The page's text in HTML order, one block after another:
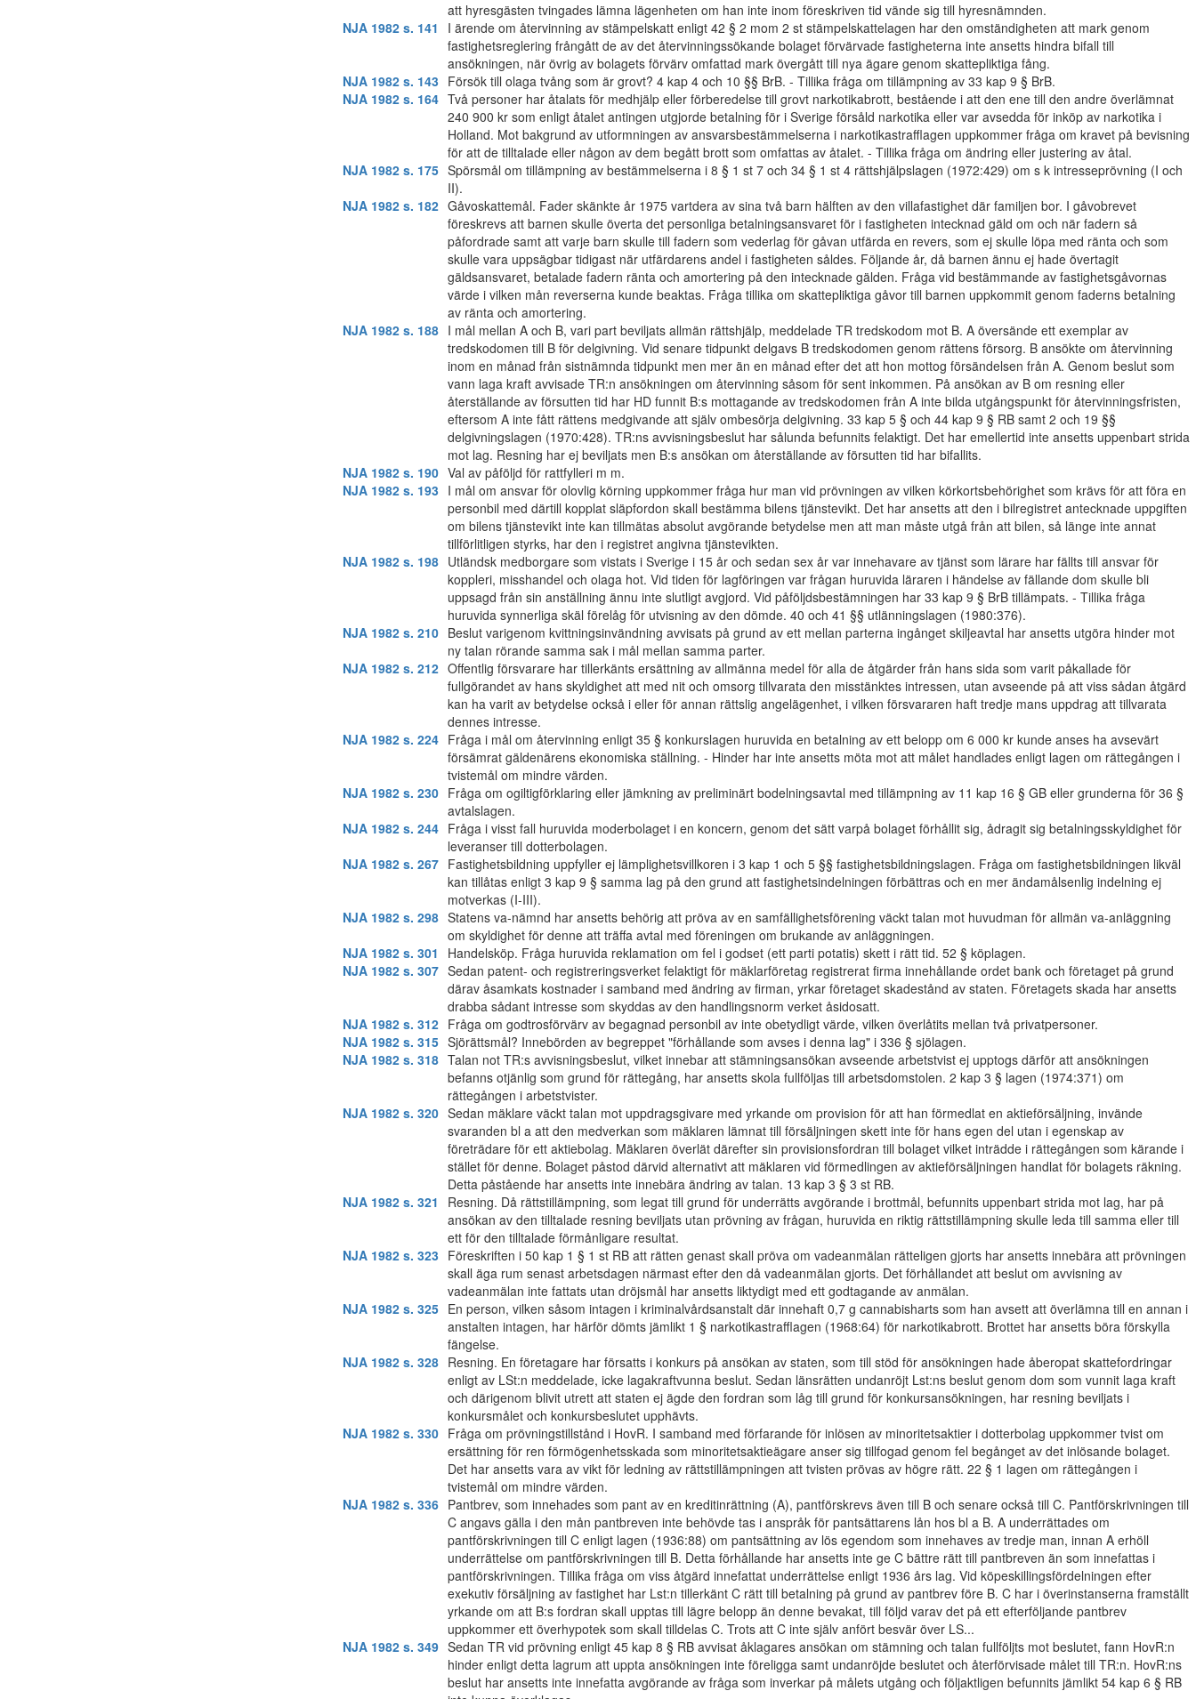
att hyresgästen tvingades lämna lägenheten om han inte inom föreskriven tid vände sig till hyresnämnden.
NJA 1982 s. 141
I ärende om återvinning av stämpelskatt enligt 42 § 2 mom 2 st stämpelskattelagen har den omständigheten att mark genom
fastighetsreglering frångått de av det återvinningssökande bolaget förvärvade fastigheterna inte ansetts hindra bifall till
ansökningen, när övrig av bolagets förvärv omfattad mark övergått till nya ägare genom skattepliktiga fång.
NJA 1982 s. 143 Försök till olaga tvång som är grovt? 4 kap 4 och 10 §§ BrB. - Tillika fråga om tillämpning av 33 kap 9 § BrB.
NJA 1982 s. 164 Två personer har åtalats för medhjälp eller förberedelse till grovt narkotikabrott, bestående i att den ene till den andre överlämnat
240 900 kr som enligt åtalet antingen utgjorde betalning för i Sverige försåld narkotika eller var avsedda för inköp av narkotika i
Holland. Mot bakgrund av utformningen av ansvarsbestämmelserna i narkotikastrafflagen uppkommer fråga om kravet på bevisning
för att de tilltalade eller någon av dem begått brott som omfattas av åtalet. - Tillika fråga om ändring eller justering av åtal.
NJA 1982 s. 175 Spörsmål om tillämpning av bestämmelserna i 8 § 1 st 7 och 34 § 1 st 4 rättshjälpslagen (1972:429) om s k intresseprövning (I och
II).
NJA 1982 s. 182 Gåvoskattemål. Fader skänkte år 1975 vartdera av sina två barn hälften av den villafastighet där familjen bor. I gåvobrevet
föreskrevs att barnen skulle överta det personliga betalningsansvaret för i fastigheten intecknad gäld om och när fadern så
påfordrade samt att varje barn skulle till fadern som vederlag för gåvan utfärda en revers, som ej skulle löpa med ränta och som
skulle vara uppsägbar tidigast när utfärdarens andel i fastigheten såldes. Följande år, då barnen ännu ej hade övertagit
gäldsansvaret, betalade fadern ränta och amortering på den intecknade gälden. Fråga vid bestämmande av fastighetsgåvornas
värde i vilken mån reverserna kunde beaktas. Fråga tillika om skattepliktiga gåvor till barnen uppkommit genom faderns betalning
av ränta och amortering.
NJA 1982 s. 188 I mål mellan A och B, vari part beviljats allmän rättshjälp, meddelade TR tredskodom mot B. A översände ett exemplar av
tredskodomen till B för delgivning. Vid senare tidpunkt delgavs B tredskodomen genom rättens försorg. B ansökte om återvinning
inom en månad från sistnämnda tidpunkt men mer än en månad efter det att hon mottog försändelsen från A. Genom beslut som
vann laga kraft avvisade TR:n ansökningen om återvinning såsom för sent inkommen. På ansökan av B om resning eller
återställande av försutten tid har HD funnit B:s mottagande av tredskodomen från A inte bilda utgångspunkt för återvinningsfristen,
eftersom A inte fått rättens medgivande att själv ombesörja delgivning. 33 kap 5 § och 44 kap 9 § RB samt 2 och 19 §§
delgivningslagen (1970:428). TR:ns avvisningsbeslut har sålunda befunnits felaktigt. Det har emellertid inte ansetts uppenbart strida
mot lag. Resning har ej beviljats men B:s ansökan om återställande av försutten tid har bifallits.
NJA 1982 s. 190 Val av påföljd för rattfylleri m m.
NJA 1982 s. 193 I mål om ansvar för olovlig körning uppkommer fråga hur man vid prövningen av vilken körkortsbehörighet som krävs för att föra en
personbil med därtill kopplat släpfordon skall bestämma bilens tjänstevikt. Det har ansetts att den i bilregistret antecknade uppgiften
om bilens tjänstevikt inte kan tillmätas absolut avgörande betydelse men att man måste utgå från att bilen, så länge inte annat
tillförlitligen styrks, har den i registret angivna tjänstevikten.
NJA 1982 s. 198 Utländsk medborgare som vistats i Sverige i 15 år och sedan sex år var innehavare av tjänst som lärare har fällts till ansvar för
koppleri, misshandel och olaga hot. Vid tiden för lagföringen var frågan huruvida läraren i händelse av fällande dom skulle bli
uppsagd från sin anställning ännu inte slutligt avgjord. Vid påföljdsbestämningen har 33 kap 9 § BrB tillämpats. - Tillika fråga
huruvida synnerliga skäl förelåg för utvisning av den dömde. 40 och 41 §§ utlänningslagen (1980:376).
NJA 1982 s. 210 Beslut varigenom kvittningsinvändning avvisats på grund av ett mellan parterna ingånget skiljeavtal har ansetts utgöra hinder mot
ny talan rörande samma sak i mål mellan samma parter.
NJA 1982 s. 212 Offentlig försvarare har tillerkänts ersättning av allmänna medel för alla de åtgärder från hans sida som varit påkallade för
fullgörandet av hans skyldighet att med nit och omsorg tillvarata den misstänktes intressen, utan avseende på att viss sådan åtgärd
kan ha varit av betydelse också i eller för annan rättslig angelägenhet, i vilken försvararen haft tredje mans uppdrag att tillvarata
dennes intresse.
NJA 1982 s. 224 Fråga i mål om återvinning enligt 35 § konkurslagen huruvida en betalning av ett belopp om 6 000 kr kunde anses ha avsevärt
försämrat gäldenärens ekonomiska ställning. - Hinder har inte ansetts möta mot att målet handlades enligt lagen om rättegången i
tvistemål om mindre värden.
NJA 1982 s. 230 Fråga om ogiltigförklaring eller jämkning av preliminärt bodelningsavtal med tillämpning av 11 kap 16 § GB eller grunderna för 36 §
avtalslagen.
NJA 1982 s. 244 Fråga i visst fall huruvida moderbolaget i en koncern, genom det sätt varpå bolaget förhållit sig, ådragit sig betalningsskyldighet för
leveranser till dotterbolagen.
NJA 1982 s. 267 Fastighetsbildning uppfyller ej lämplighetsvillkoren i 3 kap 1 och 5 §§ fastighetsbildningslagen. Fråga om fastighetsbildningen likväl
kan tillåtas enligt 3 kap 9 § samma lag på den grund att fastighetsindelningen förbättras och en mer ändamålsenlig indelning ej
motverkas (I-III).
NJA 1982 s. 298 Statens va-nämnd har ansetts behörig att pröva av en samfällighetsförening väckt talan mot huvudman för allmän va-anläggning
om skyldighet för denne att träffa avtal med föreningen om brukande av anläggningen.
NJA 1982 s. 301
Handelsköp. Fråga huruvida reklamation om fel i godset (ett parti potatis) skett i rätt tid. 52 § köplagen.
NJA 1982 s. 307 Sedan patent- och registreringsverket felaktigt för mäklarföretag registrerat firma innehållande ordet bank och företaget på grund
därav åsamkats kostnader i samband med ändring av firman, yrkar företaget skadestånd av staten. Företagets skada har ansetts
drabba sådant intresse som skyddas av den handlingsnorm verket åsidosatt.
NJA 1982 s. 312 Fråga om godtrosförvärv av begagnad personbil av inte obetydligt värde, vilken överlåtits mellan två privatpersoner.
NJA 1982 s. 315 Sjörättsmål? Innebörden av begreppet "förhållande som avses i denna lag" i 336 § sjölagen.
NJA 1982 s. 318 Talan not TR:s avvisningsbeslut, vilket innebar att stämningsansökan avseende arbetstvist ej upptogs därför att ansökningen
befanns otjänlig som grund för rättegång, har ansetts skola fullföljas till arbetsdomstolen. 2 kap 3 § lagen (1974:371) om
rättegången i arbetstvister.
NJA 1982 s. 320 Sedan mäklare väckt talan mot uppdragsgivare med yrkande om provision för att han förmedlat en aktieförsäljning, invände
svaranden bl a att den medverkan som mäklaren lämnat till försäljningen skett inte för hans egen del utan i egenskap av
företrädare för ett aktiebolag. Mäklaren överlät därefter sin provisionsfordran till bolaget vilket inträdde i rättegången som kärande i
stället för denne. Bolaget påstod därvid alternativt att mäklaren vid förmedlingen av aktieförsäljningen handlat för bolagets räkning.
Detta påstående har ansetts inte innebära ändring av talan. 13 kap 3 § 3 st RB.
NJA 1982 s. 321
Resning. Då rättstillämpning, som legat till grund för underrätts avgörande i brottmål, befunnits uppenbart strida mot lag, har på
ansökan av den tilltalade resning beviljats utan prövning av frågan, huruvida en riktig rättstillämpning skulle leda till samma eller till
ett för den tilltalade förmånligare resultat.
NJA 1982 s. 323 Föreskriften i 50 kap 1 § 1 st RB att rätten genast skall pröva om vadeanmälan rätteligen gjorts har ansetts innebära att prövningen
skall äga rum senast arbetsdagen närmast efter den då vadeanmälan gjorts. Det förhållandet att beslut om avvisning av
vadeanmälan inte fattats utan dröjsmål har ansetts liktydigt med ett godtagande av anmälan.
NJA 1982 s. 325 En person, vilken såsom intagen i kriminalvårdsanstalt där innehaft 0,7 g cannabisharts som han avsett att överlämna till en annan i
anstalten intagen, har härför dömts jämlikt 1 § narkotikastrafflagen (1968:64) för narkotikabrott. Brottet har ansetts böra förskylla
fängelse.
NJA 1982 s. 328 Resning. En företagare har försatts i konkurs på ansökan av staten, som till stöd för ansökningen hade åberopat skattefordringar
enligt av LSt:n meddelade, icke lagakraftvunna beslut. Sedan länsrätten undanröjt Lst:ns beslut genom dom som vunnit laga kraft
och därigenom blivit utrett att staten ej ägde den fordran som låg till grund för konkursansökningen, har resning beviljats i
konkursmålet och konkursbeslutet upphävts.
NJA 1982 s. 330 Fråga om prövningstillstånd i HovR. I samband med förfarande för inlösen av minoritetsaktier i dotterbolag uppkommer tvist om
ersättning för ren förmögenhetsskada som minoritetsaktieägare anser sig tillfogad genom fel begånget av det inlösande bolaget.
Det har ansetts vara av vikt för ledning av rättstillämpningen att tvisten prövas av högre rätt. 22 § 1 lagen om rättegången i
tvistemål om mindre värden.
NJA 1982 s. 336 Pantbrev, som innehades som pant av en kreditinrättning (A), pantförskrevs även till B och senare också till C. Pantförskrivningen till
C angavs gälla i den mån pantbreven inte behövde tas i anspråk för pantsättarens lån hos bl a B. A underrättades om
pantförskrivningen till C enligt lagen (1936:88) om pantsättning av lös egendom som innehaves av tredje man, innan A erhöll
underrättelse om pantförskrivningen till B. Detta förhållande har ansetts inte ge C bättre rätt till pantbreven än som innefattas i
pantförskrivningen. Tillika fråga om viss åtgärd innefattat underrättelse enligt 1936 års lag. Vid köpeskillingsfördelningen efter
exekutiv försäljning av fastighet har Lst:n tillerkänt C rätt till betalning på grund av pantbrev före B. C har i överinstanserna framställt
yrkande om att B:s fordran skall upptas till lägre belopp än denne bevakat, till följd varav det på ett efterföljande pantbrev
uppkommer ett överhypotek som skall tilldelas C. Trots att C inte själv anfört besvär över LS...
NJA 1982 s. 349 Sedan TR vid prövning enligt 45 kap 8 § RB avvisat åklagares ansökan om stämning och talan fullföljts mot beslutet, fann HovR:n
hinder enligt detta lagrum att uppta ansökningen inte föreligga samt undanröjde beslutet och återförvisade målet till TR:n. HovR:ns
beslut har ansetts inte innefatta avgörande av fråga som inverkar på målets utgång och följaktligen befunnits jämlikt 54 kap 6 § RB